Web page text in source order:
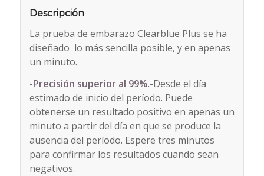
Descripción
La prueba de embarazo Clearblue Plus se ha
diseñado lo más sencilla posible, y en apenas
un minuto.
-Precisión superior al 99%.-Desde el día
estimado de inicio del período. Puede
obtenerse un resultado positivo en apenas un
minuto a partir del día en que se produce la
ausencia del período. Espere tres minutos
para confirmar los resultados cuando sean
negativos.